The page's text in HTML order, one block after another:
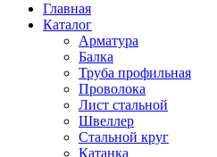
Главная
Каталог
Арматура
Балка
Труба профильная
Проволока
Лист стальной
Швеллер
Стальной круг
Катанка